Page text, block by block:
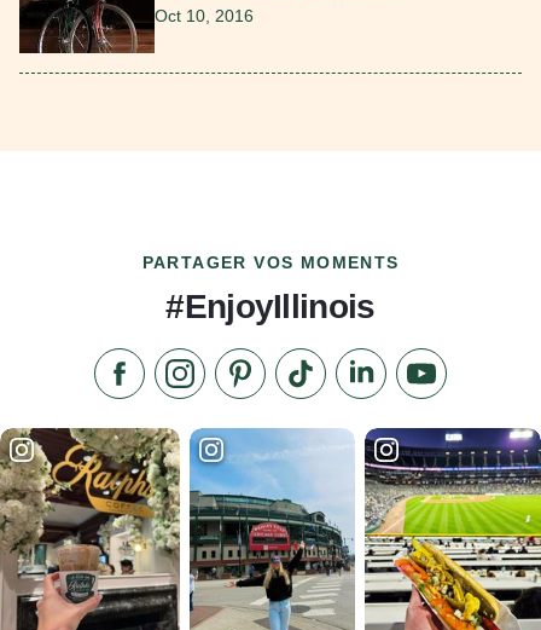
Oct 10, 2016
PARTAGER VOS MOMENTS
#EnjoyIllinois
Aimez-nous sur Facebook
Suivez-nous sur Instagram
Consultez notre Pinterest
Suivez-nous sur TikTok
Suivez-nous sur
S'abonner à